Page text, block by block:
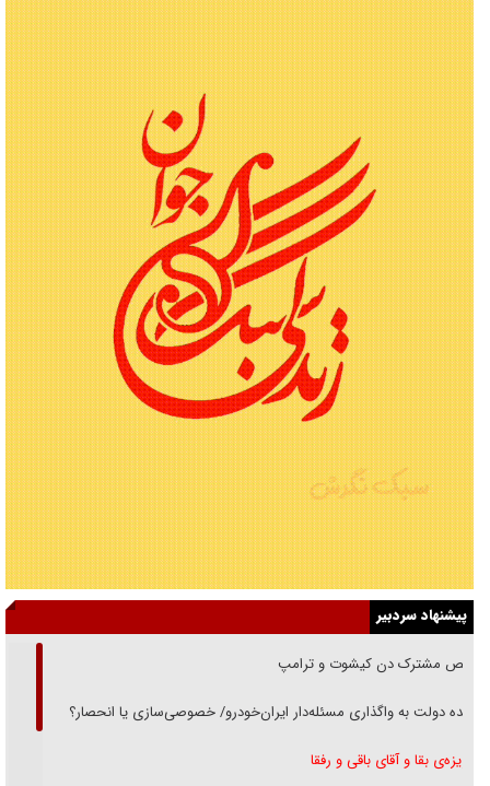
پیشنهاد سردبیر
رقص مشترک دن کیشوت و ترامپ
دنده دولت به واگذاری مسئله‌دار ایران‌خودرو/ خصوصی‌سازی یا انحصار؟
غریزه‌ی بقا و آقای باقی و رفقا